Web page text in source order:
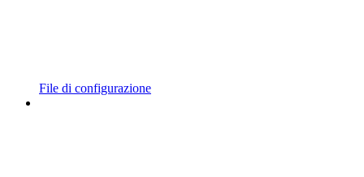
File di configurazione